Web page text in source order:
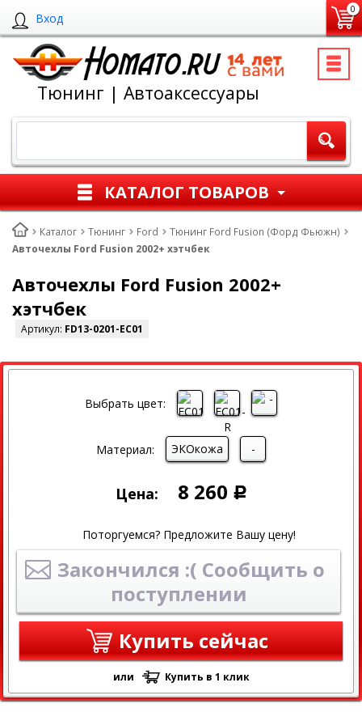
Вход
0
Тюнинг | Автоаксессуары
КАТАЛОГ ТОВАРОВ
Каталог Тюнинг Ford
Тюнинг Ford Fusion (Форд Фьюжн)
Авточехлы Ford Fusion 2002+ хэтчбек
Авточехлы Ford Fusion 2002+
хэтчбек
Артикул: FD13-0201-EC01
Выбрать цвет:
Материал: ЭКОкожа -
Цена: 8 260 Р
Поторгуемся? Предложите Вашу цену!
Закончился :( Сообщить о
поступлении
Купить сейчас
или Купить в 1 клик